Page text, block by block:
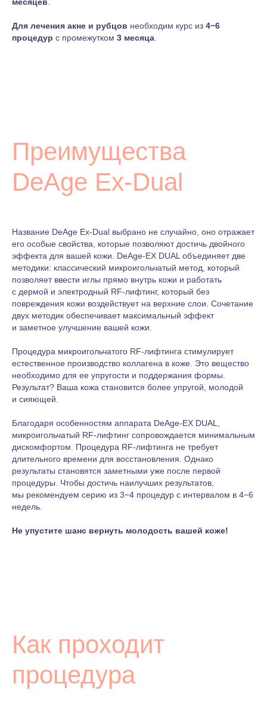
Для лечения акне и рубцов необходим курс из 4−6
процедур с промежутком 3 месяца
Преимущества
DeAge Ex-Dual
Название DeAge Ex-Dual выбрано не случайно, оно отражает
его особые свойства, которые позволяют достичь двойного
эффекта для вашей кожи. DeAge-EX DUAL объединяет две
методики: классический микроигольчатый метод, который
позволяет ввести иглы прямо внутрь кожи и работать
с дермой и электродный RF-лифтинг, который без
повреждения кожи воздействует на верхние слои. Сочетание
двух методик обеспечивает максимальный эффект
и заметное улучшение вашей кожи.
Процедура микроигольчатого RF-лифтинга стимулирует
естественное производство коллагена в коже. Это вещество
необходимо для ее упругости и поддержания формы.
Результат? Ваша кожа становится более упругой, молодой
и сияющей.
Благодаря особенностям аппарата DeAge-EX DUAL,
микроигольчатый RF-лифтинг сопровождается минимальным
дискомфортом. Процедура RF-лифтинга не требует
длительного времени для восстановления. Однако
результаты становятся заметными уже после первой
процедуры. Чтобы достичь наилучших результатов,
мы рекомендуем серию из 3−4 процедур с интервалом в 4−6
недель.
Не упустите шанс вернуть молодость вашей коже!
Как проходит
процедура